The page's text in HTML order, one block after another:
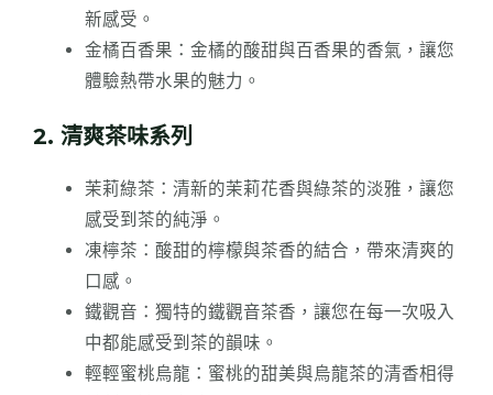
新感受。
金橘百香果：金橘的酸甜與百香果的香氣，讓您
體驗熱帶水果的魅力。
2. 清爽茶味系列
茉莉綠茶：清新的茉莉花香與綠茶的淡雅，讓您
感受到茶的純淨。
凍檸茶：酸甜的檸檬與茶香的結合，帶來清爽的
口感。
鐵觀音：獨特的鐵觀音茶香，讓您在每一次吸入
中都能感受到茶的韻味。
輕輕蜜桃烏龍：蜜桃的甜美與烏龍茶的清香相得